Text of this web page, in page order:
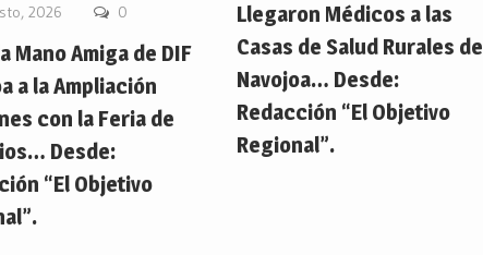
2026 0
Mano Amiga de DIF
a la Ampliación
con la Feria de
Desde:
“El Objetivo
Llegaron Médicos a las
Casas de Salud Rurales de
Navojoa… Desde:
Redacción “El Objetivo
Regional”.